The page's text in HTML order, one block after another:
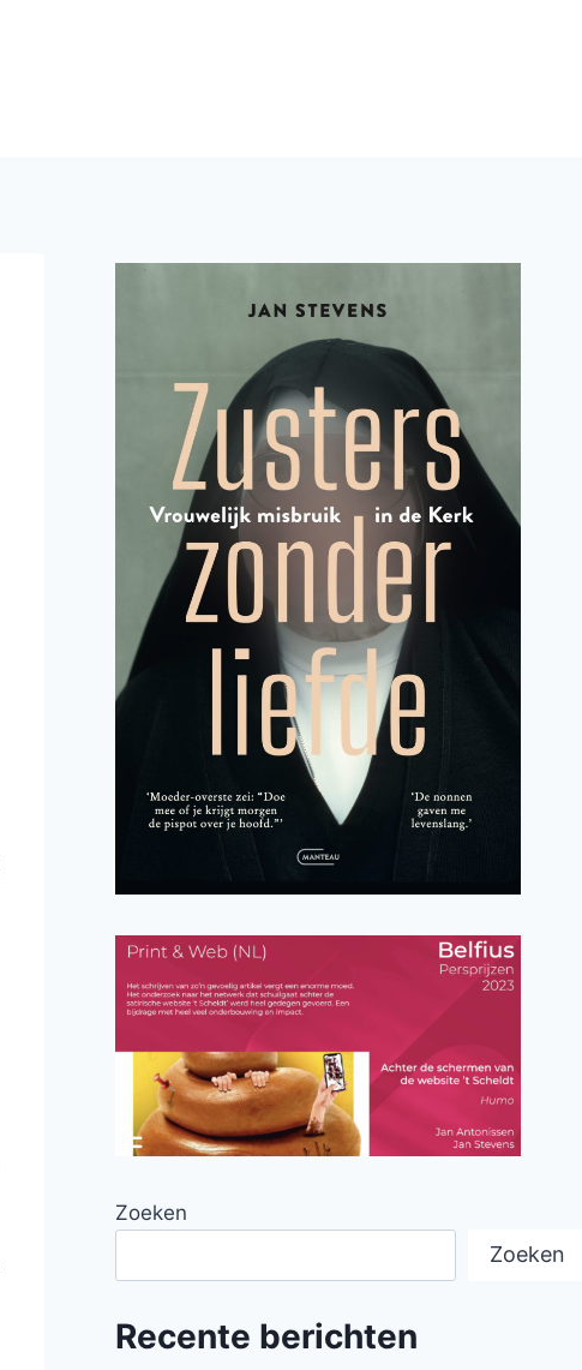
Zoeken
Zoeken
Recente berichten